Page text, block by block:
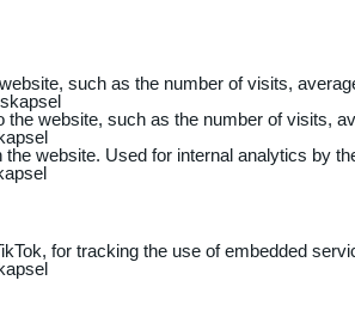
such as the number of visits,
website, such as the number of visits,
website. Used for internal analytics by
for tracking the use of embedded